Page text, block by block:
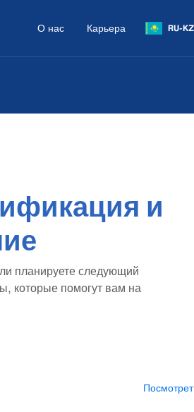
О нас Карьера RU-KZ
и
планируете следующий
которые помогут вам на